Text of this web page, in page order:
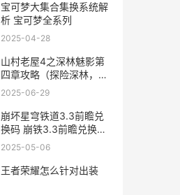
宝可梦大集合集换系统解
析 宝可梦全系列
2025-04-28
山村老屋4之深林魅影第
四章攻略（探险深林，迎
战魅影）
2025-06-29
崩坏星穹铁道3.3前瞻兑
换码 崩铁3.3前瞻兑换码
集合 崩坏星穹铁道3.3版
2025-05-06
王者荣耀怎么针对出装